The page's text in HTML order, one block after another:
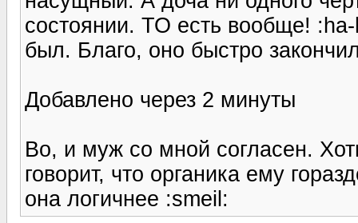
состоянии. ТО есть вообще!
был. Благо, оно быстро
Добавлено через 2 минуты
Во, и муж со мной согласен.
говорит, что органика ему
она логичнее :smeil: